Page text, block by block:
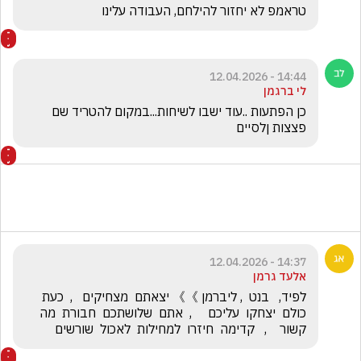
טראמפ לא יחזור להילחם, העבודה עלינו
14:44 - 12.04.2026
לי ברגמן
פצצות ןלסיים
14:37 - 12.04.2026
אלעד גרמן
קשור    ,   קדימה  חיזרו  למחילות  לאכול  שורשים